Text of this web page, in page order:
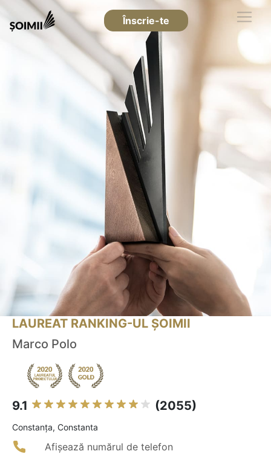
Înscrie-te
LAUREAT RANKING-UL ȘOIMII
Marco Polo
9.1 (2055)
Constanţa, Constanta
Afișează numărul de telefon